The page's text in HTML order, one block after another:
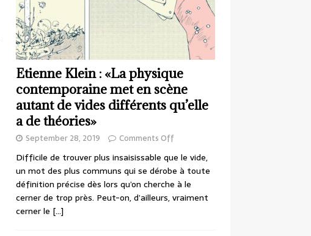
Etienne Klein : «La physique
contemporaine met en scène
autant de vides différents qu’elle
a de théories»
September 28, 2019 Comments Off
Difficile de trouver plus insaisissable que le vide,
un mot des plus communs qui se dérobe à toute
définition précise dès lors qu’on cherche à le
cerner de trop près. Peut-on, d’ailleurs, vraiment
cerner le […]